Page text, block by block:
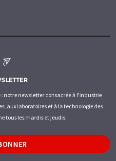
notre newsletter consacrée à l'industrie
aux laboratoires et à la technologie des
tous les mardis et jeudis.